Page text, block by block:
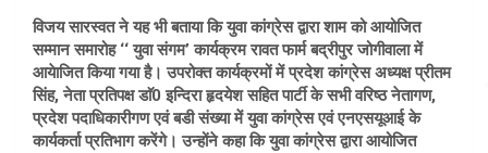
विजय सारस्वत ने यह भी बताया कि युवा कांग्रेस द्वारा शाम को आयोजित
सम्मान समारोह ‘‘ युवा संगम’ कार्यक्रम रावत फार्म बद्रीपुर जोगीवाला में
आयेाजित किया गया है। उपरोक्त कार्यक्रमों में प्रदेश कांग्रेस अध्यक्ष प्रीतम
सिंह, नेता प्रतिपक्ष डाॅ0 इन्दिरा हृदयेश सहित पार्टी के सभी वरिष्ठ नेतागण,
प्रदेश पदाधिकारीगण एवं बडी संख्या में युवा कांग्रेस एवं एनएसयूआई के
कार्यकर्ता प्रतिभाग करेंगे। उन्होंने कहा कि युवा कांग्रेस द्वारा आयोजित